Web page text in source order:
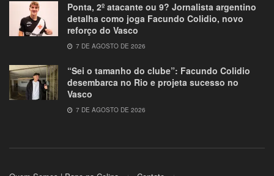
Ponta, 2º atacante ou 9? Jornalista argentino
detalha como joga Facundo Colidio, novo
reforço do Vasco
7 DE AGOSTO DE 2026
“Sei o tamanho do clube”: Facundo Colidio
desembarca no Rio e projeta sucesso no
Vasco
7 DE AGOSTO DE 2026